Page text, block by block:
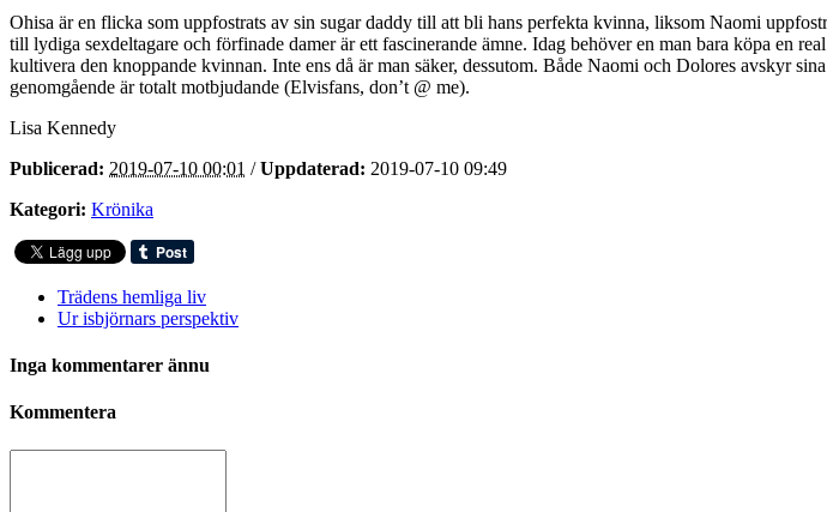
Ohisa är en flicka som uppfostrats av sin sugar daddy till att bli hans perfekta kvinna, liksom Naomi
till lydiga sexdeltagare och förfinade damer är ett fascinerande ämne. Idag behöver en man bara köpa en
kultivera den knoppande kvinnan. Inte ens då är man säker, dessutom. Både Naomi och Dolores avskyr
genomgående är totalt motbjudande (Elvisfans, don’t @ me).
Lisa Kennedy
Publicerad: 2019-07-10 00:01 /Uppdaterad: 2019-07-10 09:49
Kategori: Krönika
Trädens hemliga liv
Ur isbjörnars perspektiv
Inga kommentarer ännu
Kommentera